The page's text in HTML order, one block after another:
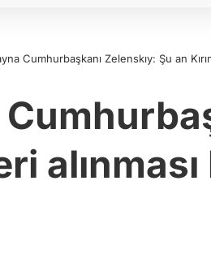
Cumhurbaşkanı Zelenskıy: Şu an